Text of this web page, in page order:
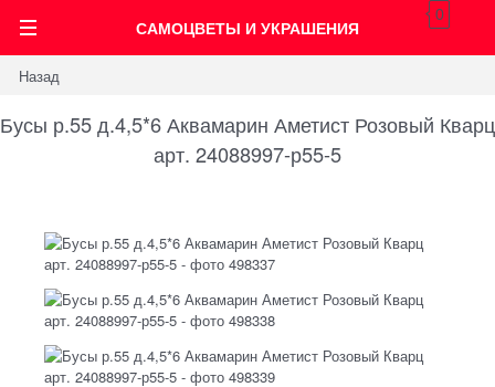
САМОЦВЕТЫ И УКРАШЕНИЯ
0
Назад
Бусы р.55 д.4,5*6 Аквамарин Аметист Розовый Кварц
арт. 24088997-р55-5